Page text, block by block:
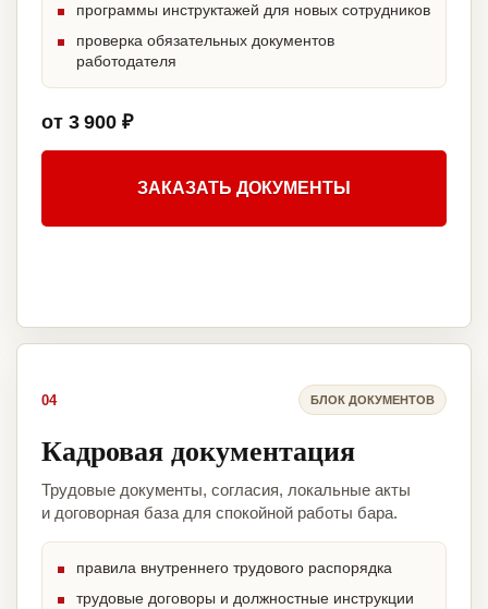
программы инструктажей для новых сотрудников
проверка обязательных документов
работодателя
от 3 900 ₽
ЗАКАЗАТЬ ДОКУМЕНТЫ
04 БЛОК ДОКУМЕНТОВ
Кадровая документация
Трудовые документы, согласия, локальные акты
и договорная база для спокойной работы бара.
правила внутреннего трудового распорядка
трудовые договоры и должностные инструкции